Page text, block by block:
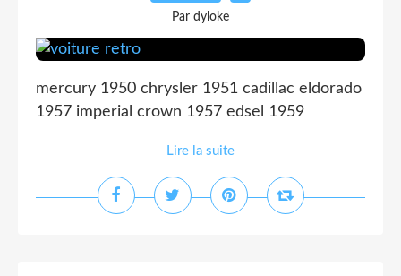
Par dyloke
mercury 1950 chrysler 1951 cadillac eldorado
1957 imperial crown 1957 edsel 1959
Lire la suite